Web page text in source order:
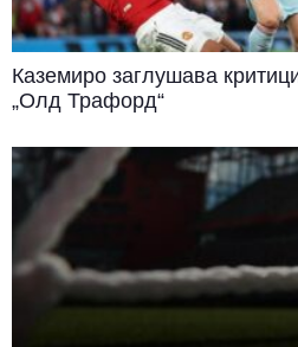
Каземиро заглушава
„Олд Трафорд“